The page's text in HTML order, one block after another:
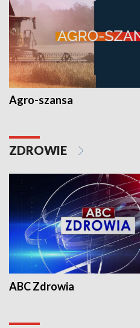
Agro-szansa
ZDROWIE
ABC Zdrowia